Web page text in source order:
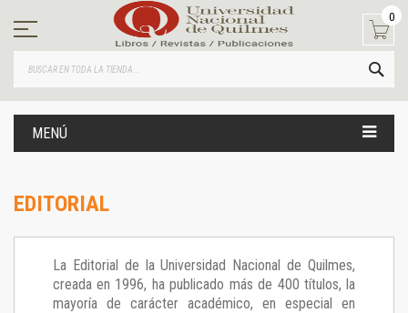
contenido
0
MENÚ
EDITORIAL
La Editorial de la Universidad Nacional de Quilmes,
creada en 1996, ha publicado más de 400 títulos, la
mayoría de carácter académico, en especial en